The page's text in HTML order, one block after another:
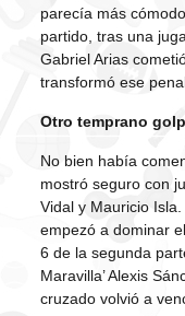
parecía más
partido, tras una
Gabriel Arias
transformó ese
Otro temprano
No bien había
mostró seguro con
Vidal y Mauricio
empezó a dominar
6 de la segunda
Maravilla’ Alexis
cruzado volvió a